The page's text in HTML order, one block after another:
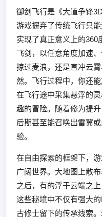
御剑飞行是《大道争锋
游戏摒弃了传统飞行只
实现了真正意义上的360
飞剑，以任意角度加速
掠过麦浪，还是直冲云
然。飞行过程中，你还
在飞行途中采集悬浮的
趣的冒险。随着修为提
后期甚至能召唤出雷翼
验。
在自由探索的框架下，
广阔世界。大地图上散
之后，有的浮于云端之
这些秘境中不仅有强大
古修士留下的传承线索